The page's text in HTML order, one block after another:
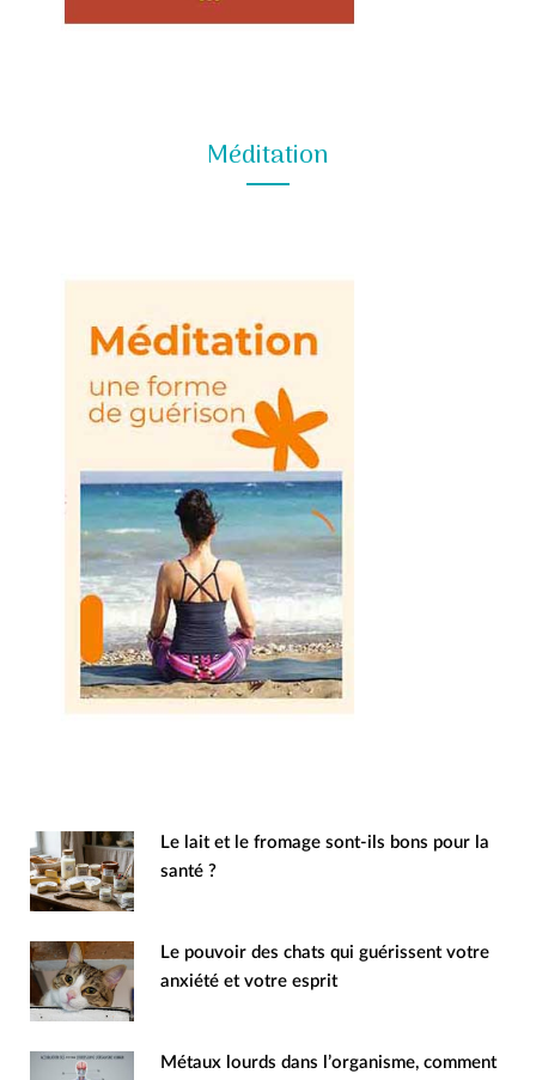
Méditation
Le lait et le fromage sont-ils bons pour la
santé ?
Le pouvoir des chats qui guérissent votre
anxiété et votre esprit
Métaux lourds dans l’organisme, comment